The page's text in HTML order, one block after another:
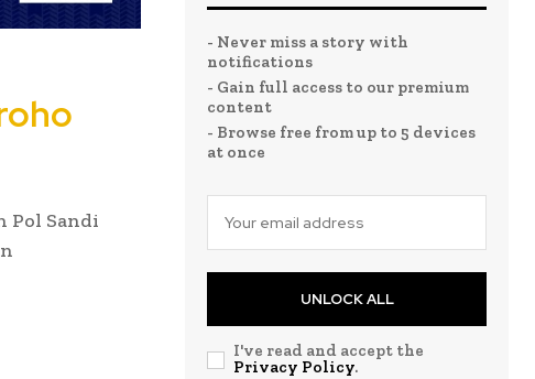
Pol Sandi
- Never miss a story with
notifications
- Gain full access to our premium
content
- Browse free from up to 5 devices
at once
UNLOCK ALL
I've read and accept the
Privacy Policy.